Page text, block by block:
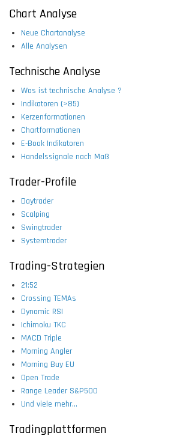
Chart Analyse
Neue Chartanalyse
Alle Analysen
Technische Analyse
Was ist technische Analyse ?
Indikatoren (>85)
Kerzenformationen
Chartformationen
E-Book Indikatoren
Handelssignale nach Maß
Trader-Profile
Daytrader
Scalping
Swingtrader
Systemtrader
Trading-Strategien
21:52
Crossing TEMAs
Dynamic RSI
Ichimoku TKC
MACD Triple
Morning Angler
Morning Buy EU
Open Trade
Range Leader S&P500
Und viele mehr...
Tradingplattformen